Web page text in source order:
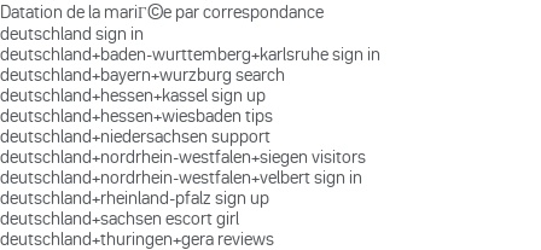
Datation de la mariГ©e par correspondance
deutschland sign in
deutschland+baden-wurttemberg+karlsruhe sign in
deutschland+bayern+wurzburg search
deutschland+hessen+kassel sign up
deutschland+hessen+wiesbaden tips
deutschland+niedersachsen support
deutschland+nordrhein-westfalen+siegen visitors
deutschland+nordrhein-westfalen+velbert sign in
deutschland+rheinland-pfalz sign up
deutschland+sachsen escort girl
deutschland+thuringen+gera reviews